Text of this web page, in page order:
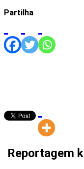
Partilha
Reportagem